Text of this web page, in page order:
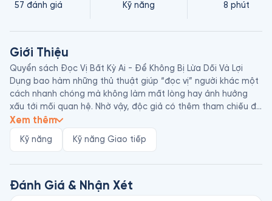
57 đánh giá Kỹ năng 8 phút
Giới Thiệu
Quyển sách Đọc Vị Bất Kỳ Ai - Để Không Bị Lừa Dối Và Lợi
Dụng bao hàm những thủ thuật giúp “đọc vị” người khác một
cách nhanh chóng mà không làm mất lòng hay ảnh hưởng
xấu tới mối quan hệ. Nhờ vậy, độc giả có thêm tham chiếu để
hạn chế được những mối quan hệ không lành mạnh, chọn
sống cá nhân.
nổi tiếng người Mỹ, được coi là chuyên gia hàng đầu về lĩnh
vực tâm lý hành vi. Ông cũng là khách mời thường xuyên của
Xem thêm
Kỹ năng Kỹ năng Giao tiếp
Đánh Giá & Nhận Xét